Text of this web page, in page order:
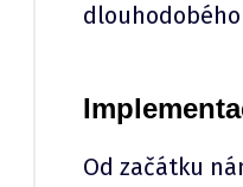
Od začátku